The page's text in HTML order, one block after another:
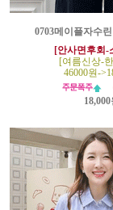
0703메이플자수
[안사면후회-
[여름신상-
46000원-
18,000